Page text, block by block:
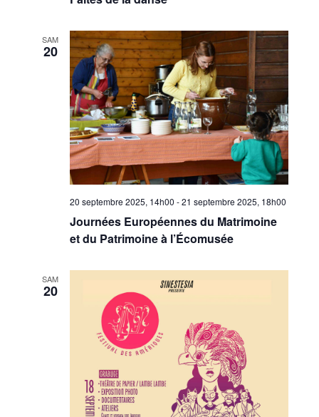
SAM
20
20 septembre 2025, 14h00 -21 septembre 2025, 18h00
Journées Européennes du Matrimoine
et du Patrimoine à l’Écomusée
SAM
20